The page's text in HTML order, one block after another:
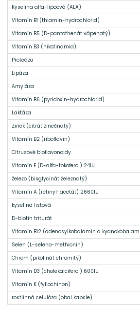
Kyselina alfa-lipoová (ALA)
Vitamín B1 (thiamin-hydrochlorid)
Vitamín B5 (D-pantothenát vápenatý)
Vitamín B3 (nikotinamid)
Proteáza
Lipáza
Amyláza
Vitamín B6 (pyridoxin-hydrochlorid)
Laktáza
Zinek (citrát zinečnatý)
Vitamín B2 (riboflavin)
Citrusové bioflavonoidy
Vitamín E (D-alfa-tokoferol) 24IU
Železo (bisglycinát železnatý)
Vitamín A (retinyl-acetát) 2660IU
kyselina listová
D-biotin triturát
Vitamín B12 (adenosylkobalamin a
Selen (L-seleno-methionin)
Chrom (pikolinát chromitý)
Vitamín D3 (cholekalciferol) 600IU
Vitamín K (fyllochinon)
rostlinná celulóza (obal kapsle)